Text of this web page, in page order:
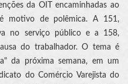
da OIT encaminhadas ao
motivo de polêmica. A 151,
no serviço público e a 158,
do trabalhador. O tema é
da próxima semana, em um
do Comércio Varejista do